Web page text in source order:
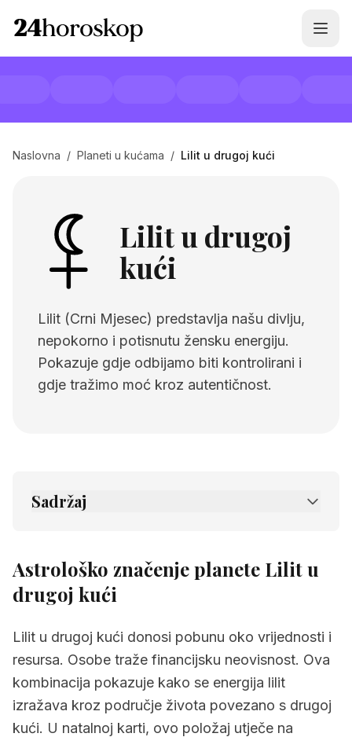
Naslovna / Planeti u kućama / Lilit u drugoj kući
Lilit u drugoj
kući
Lilit (Crni Mjesec) predstavlja našu divlju,
nepokorno i potisnutu žensku energiju.
Pokazuje gdje odbijamo biti kontrolirani i
gdje tražimo moć kroz autentičnost.
Sadržaj
2. Povezane stranice
Astrološko značenje planete Lilit u
drugoj kući
Lilit u drugoj kući donosi pobunu oko vrijednosti i
resursa. Osobe traže financijsku neovisnost. Ova
kombinacija pokazuje kako se energija lilit
izražava kroz područje života povezano s drugoj
kući. U natalnoj karti, ovo položaj utječe na